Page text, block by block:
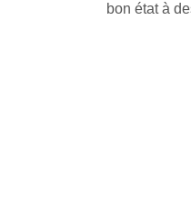
bon état à